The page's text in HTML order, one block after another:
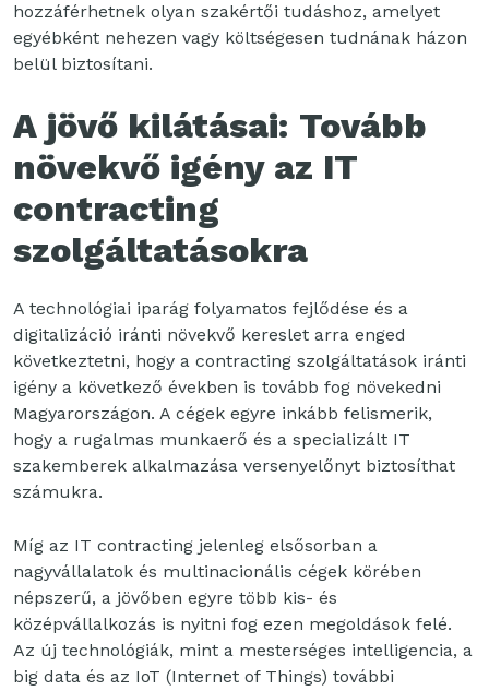
hozzáférhetnek olyan szakértői tudáshoz, amelyet
egyébként nehezen vagy költségesen tudnának házon
belül biztosítani.
A jövő kilátásai: Tovább
növekvő igény az IT
contracting
szolgáltatásokra
A technológiai iparág folyamatos fejlődése és a
digitalizáció iránti növekvő kereslet arra enged
következtetni, hogy a contracting szolgáltatások iránti
igény a következő években is tovább fog növekedni
Magyarországon. A cégek egyre inkább felismerik,
hogy a rugalmas munkaerő és a specializált IT
szakemberek alkalmazása versenyelőnyt biztosíthat
számukra.
Míg az IT contracting jelenleg elsősorban a
nagyvállalatok és multinacionális cégek körében
népszerű, a jövőben egyre több kis- és
középvállalkozás is nyitni fog ezen megoldások felé.
Az új technológiák, mint a mesterséges intelligencia, a
big data és az IoT (Internet of Things) további